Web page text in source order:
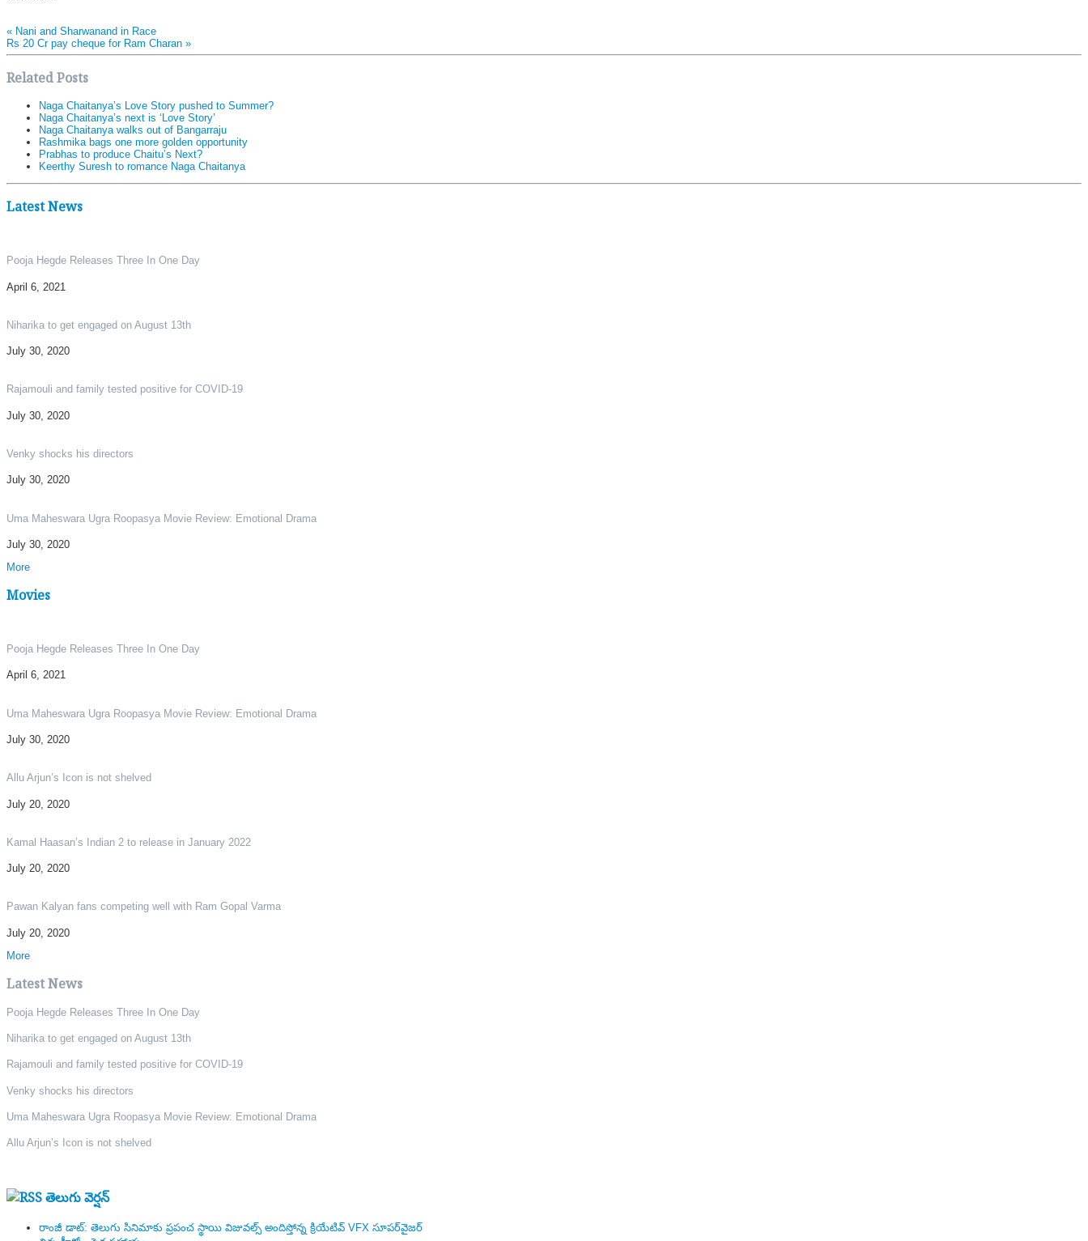
« Nani and Sharwanand in Race
Rs 20 Cr pay cheque for Ram Charan »
Related Posts
Naga Chaitanya’s Love Story pushed to Summer?
Naga Chaitanya’s next is ‘Love Story’
Naga Chaitanya walks out of Bangarraju
Rashmika bags one more golden opportunity
Prabhas to produce Chaitu’s Next?
Keerthy Suresh to romance Naga Chaitanya
Latest News
Pooja Hegde Releases Three In One Day
April 6, 2021
Niharika to get engaged on August 13th
July 30, 2020
Rajamouli and family tested positive for COVID-19
July 30, 2020
Venky shocks his directors
July 30, 2020
Uma Maheswara Ugra Roopasya Movie Review: Emotional Drama
July 30, 2020
More
Movies
Pooja Hegde Releases Three In One Day
April 6, 2021
Uma Maheswara Ugra Roopasya Movie Review: Emotional Drama
July 30, 2020
Allu Arjun’s Icon is not shelved
July 20, 2020
Kamal Haasan’s Indian 2 to release in January 2022
July 20, 2020
Pawan Kalyan fans competing well with Ram Gopal Varma
July 20, 2020
More
Latest News
Pooja Hegde Releases Three In One Day
Niharika to get engaged on August 13th
Rajamouli and family tested positive for COVID-19
Venky shocks his directors
Uma Maheswara Ugra Roopasya Movie Review: Emotional Drama
Allu Arjun’s Icon is not shelved
తెలుగు వెర్షన్
రాంజీ డాట్: తెలుగు సినిమాకు ప్రపంచ స్థాయి విజువల్స్ అందిస్తోన్న క్రియేటివ్ VFX సూపర్‌వైజర్